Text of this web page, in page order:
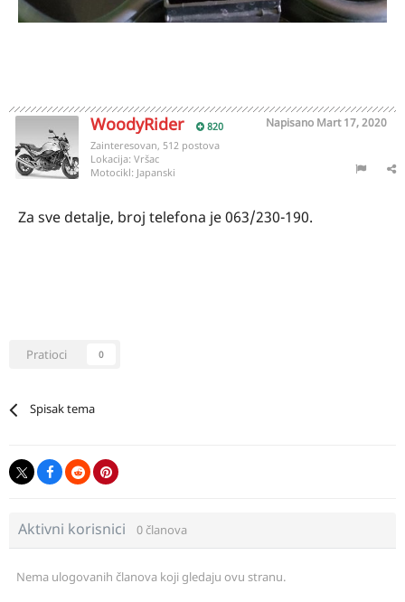
WoodyRider 820 Napisano Mart 17, 2020
Zainteresovan, 512 postova
Lokacija: Vršac
Motocikl: Japanski
Za sve detalje, broj telefona je 063/230-190.
Pratioci 0
Spisak tema
Aktivni korisnici 0 članova
Nema ulogovanih članova koji gledaju ovu stranu.